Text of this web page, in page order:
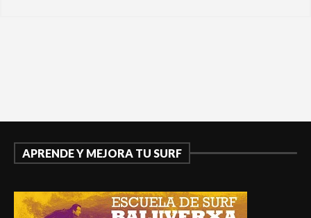
APRENDE Y MEJORA TU SURF